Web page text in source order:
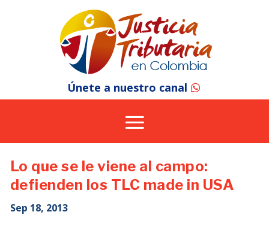
Únete a nuestro canal
Lo que se le viene al campo:
defienden los TLC made in USA
Sep 18, 2013